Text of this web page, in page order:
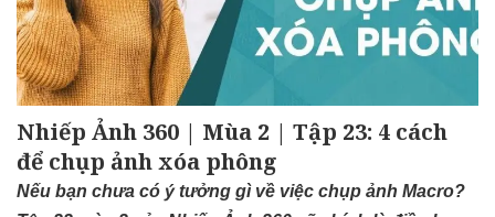
Nhiếp Ảnh 360 | Mùa 2 | Tập 23: 4 cách
để chụp ảnh xóa phông
Nếu bạn chưa có ý tưởng gì về việc chụp ảnh Macro?